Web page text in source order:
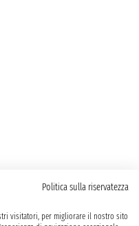
Politica sulla riservatezza
visitatori, per migliorare il nostro sito